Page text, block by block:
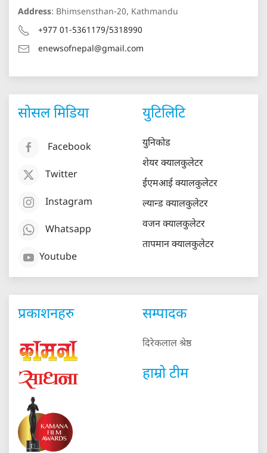
Address: Bhimsensthan-20, Kathmandu
+977 01-5361179/5318990
enewsofnepal@gmail.com
सोसल मिडिया
Facebook
Twitter
Instagram
Whatsapp
Youtube
युटिलिटि
युनिकोड
शेयर क्यालकुलेटर
ईएमआई क्यालकुलेटर
ल्यान्ड क्यालकुलेटर
वजन क्यालकुलेटर
तापमान क्यालकुलेटर
प्रकाशनहरु सम्पादक
दिरेकलाल श्रेष्ठ
हाम्रो टीम